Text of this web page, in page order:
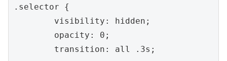
.selector {